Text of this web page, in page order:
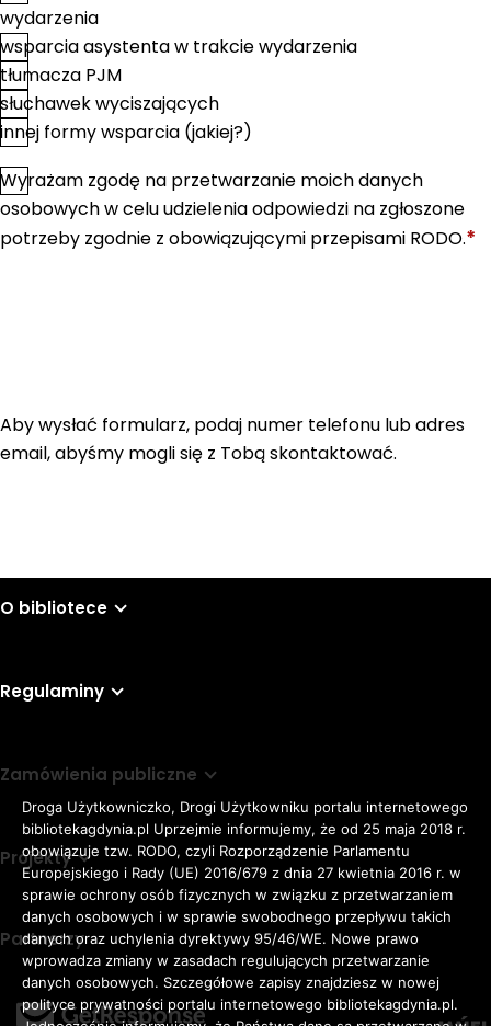
Rozmiar
czcionki
Adomyślna czcionka
Awiększa czcionka
KONTRAST:
ZWIĘKSZ
wydarzenia
wsparcia asystenta w trakcie wydarzenia
tłumacza PJM
słuchawek wyciszających
innej formy wsparcia (jakiej?)
Zgoda*
Wyrażam zgodę na przetwarzanie moich danych
osobowych w celu udzielenia odpowiedzi na zgłoszone
potrzeby zgodnie z obowiązującymi przepisami RODO.*
Aby wysłać formularz, podaj numer telefonu lub adres
email, abyśmy mogli się z Tobą skontaktować.
O bibliotece
Regulaminy
Zamówienia publiczne
Projekty
Partnerzy
Droga Użytkowniczko, Drogi Użytkowniku portalu internetowego
bibliotekagdynia.pl Uprzejmie informujemy, że od 25 maja 2018 r.
obowiązuje tzw. RODO, czyli Rozporządzenie Parlamentu
Europejskiego i Rady (UE) 2016/679 z dnia 27 kwietnia 2016 r. w
sprawie ochrony osób fizycznych w związku z przetwarzaniem
danych osobowych i w sprawie swobodnego przepływu takich
danych oraz uchylenia dyrektywy 95/46/WE. Nowe prawo
wprowadza zmiany w zasadach regulujących przetwarzanie
danych osobowych. Szczegółowe zapisy znajdziesz w nowej
polityce prywatności portalu internetowego bibliotekagdynia.pl.